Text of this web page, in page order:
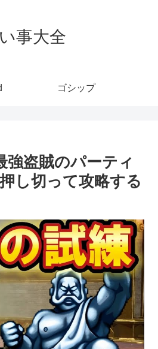
事大全
ゴシップ
盗賊のパーティ
し切って攻略する